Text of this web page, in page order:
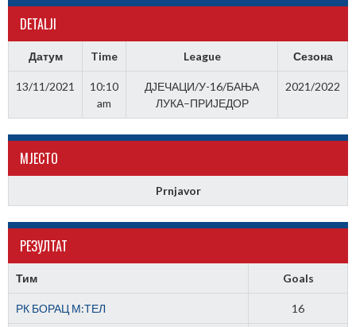
DETALJI
Датум Time League Сезона
13/11/2021
10:10
am
ДЈЕЧАЦИ/У-16/БАЊА
ЛУКА–ПРИЈЕДОР
2021/2022
МJЕСТО
Prnjavor
РЕЗУЛТАТ
Тим Goals
РК БОРАЦ М:ТЕЛ 16